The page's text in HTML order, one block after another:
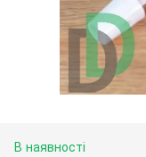
В наявності